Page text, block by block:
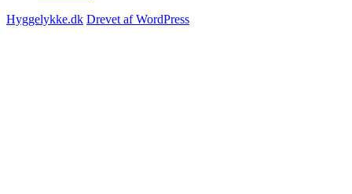
Hyggelykke.dk Drevet af WordPress